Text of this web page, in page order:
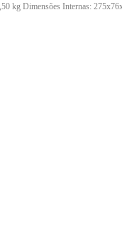
kg Dimensões Internas: